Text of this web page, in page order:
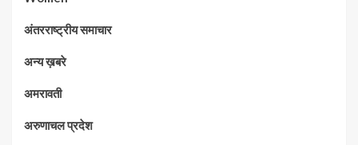
अंतरराष्ट्रीय समाचार
अन्य ख़बरे
अमरावती
अरुणाचल प्रदेश